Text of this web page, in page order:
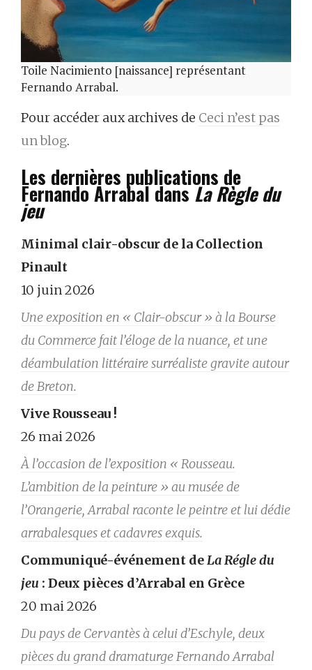
Toile Nacimiento [naissance] représentant
Fernando Arrabal.
Pour accéder aux archives de Ceci n’est pas
un blog.
Les dernières publications de
Fernando Arrabal dansLa Règle du
jeu
Minimal clair-obscur de la Collection
Pinault
10 juin 2026
Une exposition en « Clair-obscur » à la Bourse
du Commerce fait l’éloge de la nuance, et une
déambulation littéraire surréaliste gravite autour
de Breton.
Vive Rousseau !
26 mai 2026
À l’occasion de l’exposition « Rousseau.
L’ambition de la peinture » au musée de
l’Orangerie, Arrabal raconte le peintre et lui dédie
arrabalesques et cadavres exquis.
Communiqué-événement deLa Régle du
jeu : Deux pièces d’Arrabal en Grèce
20 mai 2026
Du pays de Cervantès à celui d’Eschyle, deux
pièces du grand dramaturge Fernando Arrabal